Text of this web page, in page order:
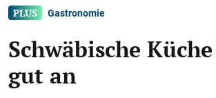
Gastronomie
Schwäbische
gut an